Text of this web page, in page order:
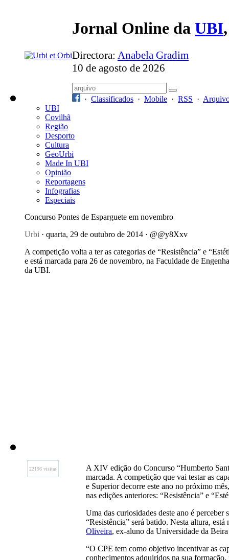
Jornal Online da UBI
Directora: Anabela Gradim
10 de agosto de 2026
· Classificados · Mobile · RSS ·
UBI
Covilhã
Região
Desporto
Cultura
GeoUrbi
Made In UBI
Opinião
Reportagens
Infografias
Especiais
Concurso Pontes de Esparguete em novembro
Urbi · quarta, 29 de outubro de 2014 · @@y8Xxv
A competição volta a ter as categorias de “Resistência” e
e está marcada para 26 de novembro, na Faculdade de
da UBI.
22196 visitas
A XIV edição do Concurso “Humberto
marcada. A competição que vai testar as
e Superior decorre este ano no próximo
nas edições anteriores: “Resistência” e
Uma das curiosidades deste ano é perceber
“Resistência” será batido. Nesta altura,
Oliveira, ex-aluno da Universidade da
“O CPE tem como objetivo incentivar as
conhecimentos adquiridos na sua